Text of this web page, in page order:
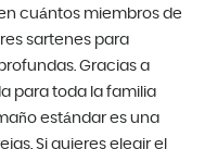
cuántos miembros de
sartenes para
Gracias a
para toda la familia
estándar es una
Si quieres elegir el